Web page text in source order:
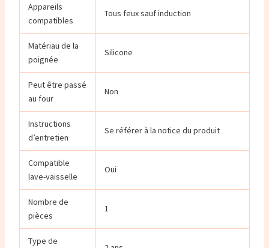
Appareils
compatibles
Tous feux sauf induction
Matériau de la
poignée
Silicone
Peut être passé
au four
Non
Instructions
d’entretien
Se référer à la notice du produit
Compatible
lave-vaisselle
Oui
Nombre de
pièces
1
Type de